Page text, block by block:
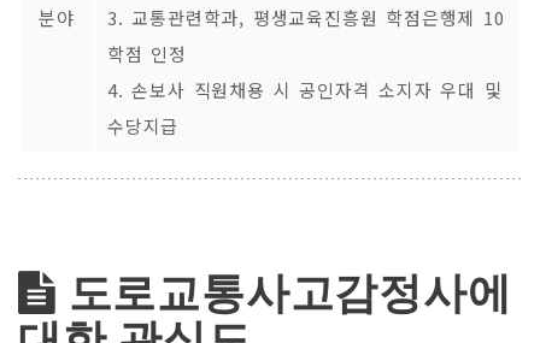
분야
3. 교통관련학과, 평생교육진흥원 학점은행제 10
학점 인정
4. 손보사 직원채용 시 공인자격 소지자 우대 및
수당지급
도로교통사고감정사에